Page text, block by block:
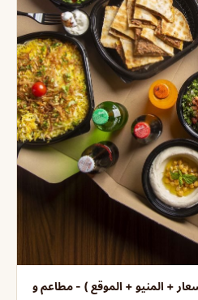
+ المنيو + الموقع ) - مطاعم و